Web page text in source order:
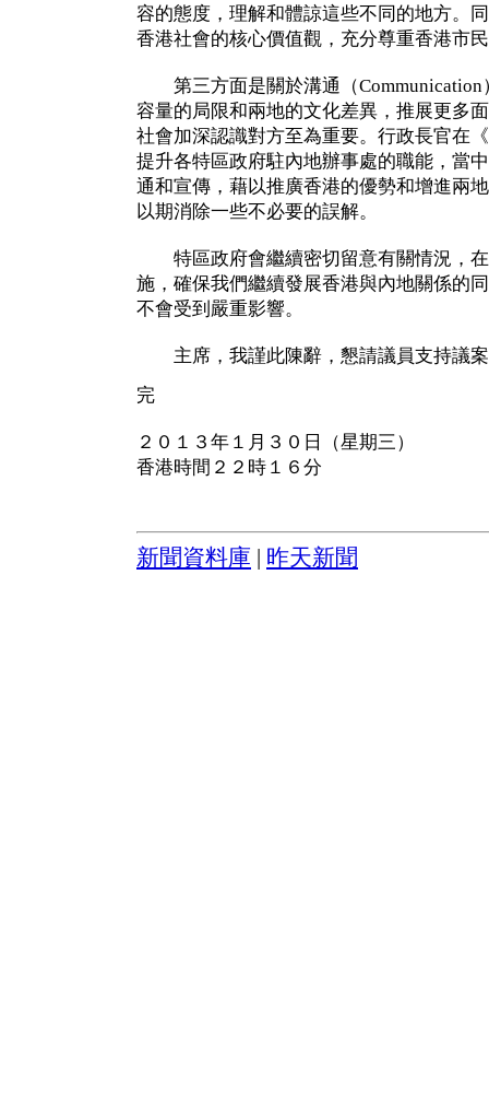
容的態度，理解和體諒這些不同的地方。
香港社會的核心價值觀，充分尊重香港市
第三方面是關於溝通（Communication
容量的局限和兩地的文化差異，推展更多
社會加深認識對方至為重要。行政長官在
提升各特區政府駐內地辦事處的職能，當
通和宣傳，藉以推廣香港的優勢和增進兩
以期消除一些不必要的誤解。
特區政府會繼續密切留意有關情況，在
施，確保我們繼續發展香港與內地關係的
不會受到嚴重影響。
主席，我謹此陳辭，懇請議員支持議
完
２０１３年１月３０日（星期三）
香港時間２２時１６分
新聞資料庫 昨天新聞